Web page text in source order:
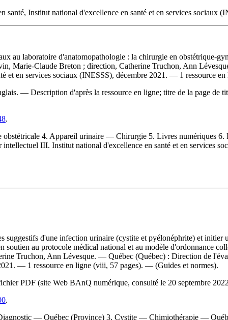
Institut national d'excellence en santé et en services sociaux
au laboratoire d'anatomopathologie : la chirurgie en obstétrique-
Marie-Claude Breton ; direction, Catherine Truchon, Ann
et en services sociaux (INESSS), décembre 2021. — 1 ressource
— Description d'après la ressource en ligne; titre de la page de
.
4. Appareil urinaire — Chirurgie 5. Livres numériques
III. Institut national d'excellence en santé et en services
suggestifs d'une infection urinaire (cystite et pyélonéphrite) et
au protocole médical national et au modèle d'ordonnance
Truchon, Ann Lévesque. — Québec (Québec) : Direction de
— 1 ressource en ligne (viii, 57 pages). — (Guides et normes).
PDF (site Web BAnQ numérique, consulté le 20 septembre
.
— Québec (Province) 3. Cystite — Chimiothérapie —